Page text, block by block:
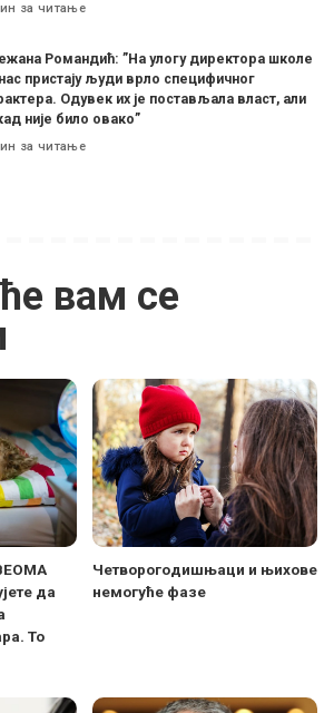
за читање
Романдић: ”На улогу директора школе
пристају људи врло специфичног
Одувек их је постављала власт, али
није било овако”
за читање
вам се
да
То
Четворогодишњаци и њихове
немогуће фазе